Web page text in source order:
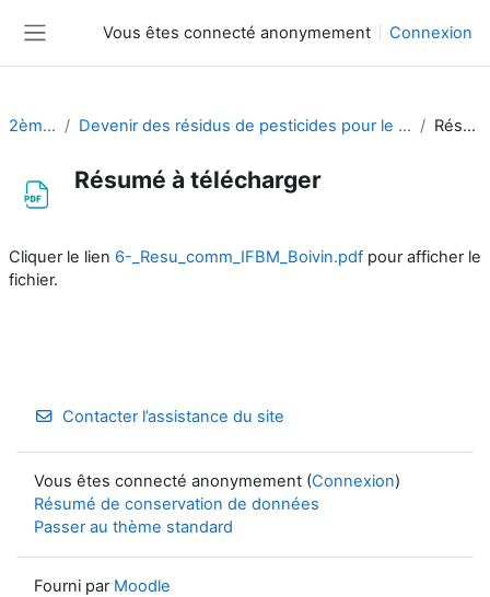
Vous êtes connecté anonymement Connexion
2èmes rencontres Devenir des résidus de pesticides pour le traitement insecticide de l'orge de brasserie au cours des procédés de malterie et brasserie Résumé à télécharger
Résumé à télécharger
Cliquer le lien 6-_Resu_comm_IFBM_Boivin.pdf pour afficher le
fichier.
Contacter l’assistance du site
Vous êtes connecté anonymement (Connexion)
Résumé de conservation de données
Passer au thème standard
Fourni par Moodle